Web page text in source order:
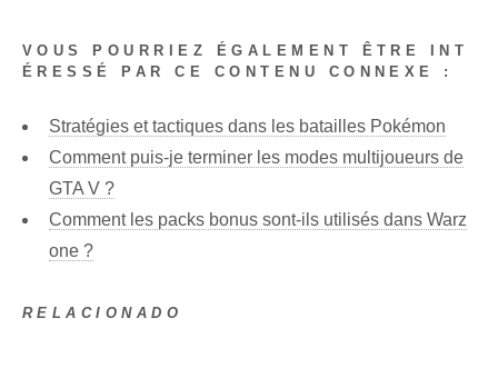
VOUS POURRIEZ ÉGALEMENT ÊTRE INT
ÉRESSÉ PAR CE CONTENU CONNEXE :
Stratégies et tactiques dans les batailles Pokémon
Comment puis-je terminer les modes multijoueurs de
GTA V ?
Comment les packs bonus sont-ils utilisés dans Warz
one ?
RELACIONADO